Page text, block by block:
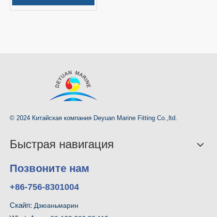
приводом от
© 2024 Китайская компания Deyuan Marine Fitting Co.,ltd.
Быстрая навигация
Позвоните нам
+86-756-8301004
Скайп: Дэюаньмарин